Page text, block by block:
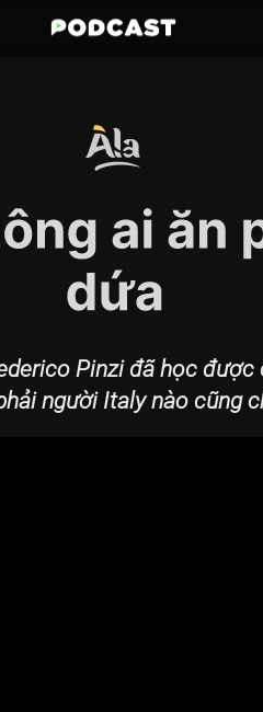
Pinzi đã học
người Italy nào cũng